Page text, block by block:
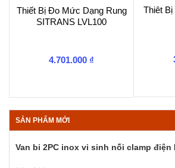
Thiết Bị Đo Mức Dạng Rung
SITRANS LVL100
4.701.000 ₫
Thiêt
SẢN PHẨM MỚI
Van bi 2PC inox vi sinh nối clamp điện